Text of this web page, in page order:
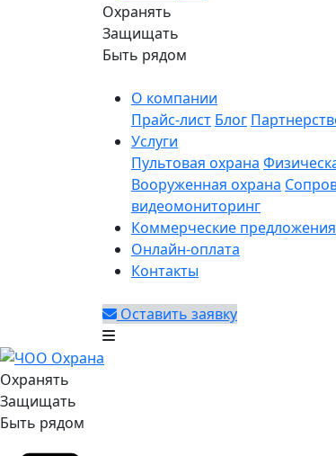
Охранять
Защищать
Быть рядом
О компании
Прайс-лист Блог
Услуги
Пультовая охрана
Вооруженная охрана
видеомониторинг
Коммерческие предложения
Онлайн-оплата
Контакты
Оставить заявку
Охранять
Защищать
Быть рядом